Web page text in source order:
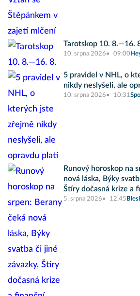
Tarotskop 10. 8.—16.
10. srpna 2026 09:00
5 pravidel v NHL, o
nikdy neslyšeli, ale
10. srpna 2026 10:31
Runový horoskop na
nová láska, Býky
Štíry
5. srpna 2026 12:45